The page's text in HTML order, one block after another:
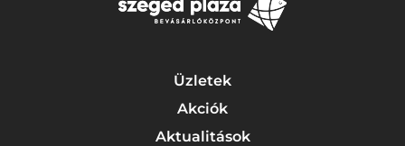
Üzletek
Akciók
Aktualitások